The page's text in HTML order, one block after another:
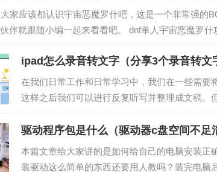
家应该都认识宇宙恶魔罗什吧，这是一个非常强的
伴就跟随小编一起来看看吧。 dnf单人宇宙恶魔罗
，罗…
ipad怎么录音转文字（分享3个录音转文
在我们日常工作和日常学习中，我们在一些需要
这样之后我们可以进行反复听写并整理成文稿。
音，还可以直接把音频文件转换成文字，这样
驱动程序包是什么（驱动器c盘空间不足
本篇文章给大家讲的是如何给自己的电脑安装正
装驱动这么简单的东西还要用人教吗？装完电脑